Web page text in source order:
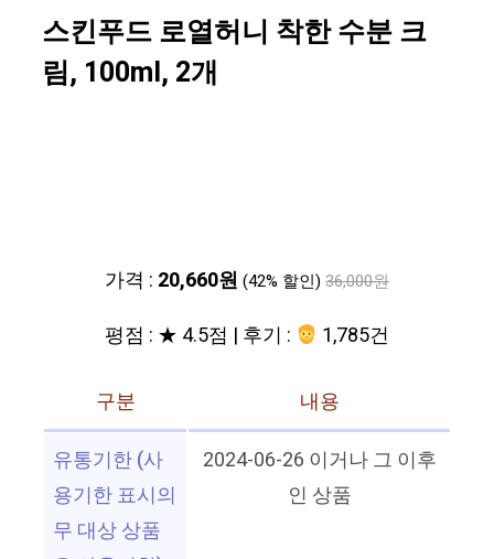
스킨푸드 로열허니 착한 수분 크
림, 100ml, 2개
가격 : 20,660원 (42% 할인) 36,000원
평점 : ★ 4.5점 | 후기 : 1,785건
구분
내용
유통기한 (사
용기한 표시의
무 대상 상품
2024-06-26 이거나 그 이후
인 상품